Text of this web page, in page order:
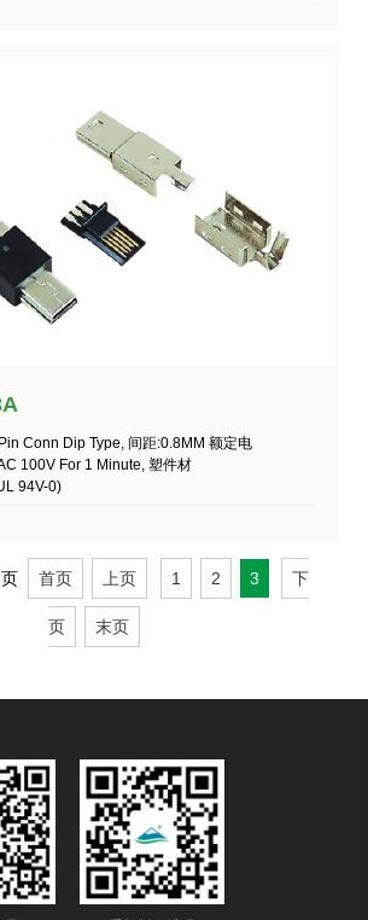
Conn Dip Type, 间距:0.8MM 额定电
100V For 1 Minute, 塑件材
94V-0)
首页 上页 1 2 3 下
页 末页